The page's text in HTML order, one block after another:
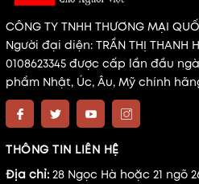
CÔNG TY TNHH THƯƠNG MẠI
Người đại diện: TRẦN THỊ THANH
0108623345 được cấp lần đầu
phẩm Nhật, Úc, Âu, Mỹ chính
THÔNG TIN LIÊN HỆ
Địa chỉ: 28 Ngọc Hà hoặc 21 ngõ